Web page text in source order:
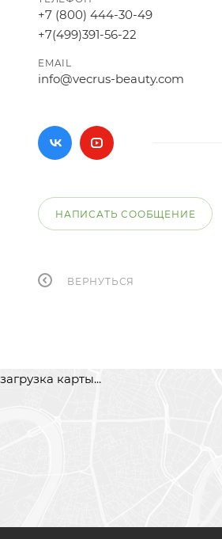
+7 (800) 444-30-49
+7(499)391-56-22
EMAIL
info@vecrus-beauty.com
НАПИСАТЬ СООБЩЕНИЕ
ВЕРНУТЬСЯ
загрузка карты...